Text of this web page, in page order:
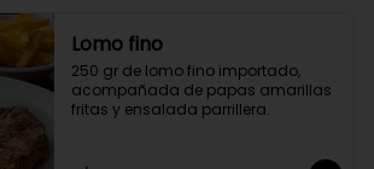
Lomo fino
250 gr de lomo fino importado,
acompañada de papas amarillas
fritas y ensalada parrillera.